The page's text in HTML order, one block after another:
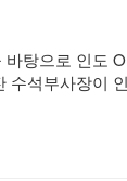
탕으로 인도
수석부사장이